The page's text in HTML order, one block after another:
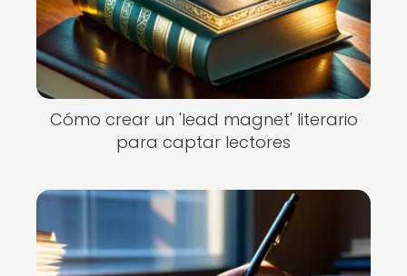
Cómo crear un 'lead magnet' literario
para captar lectores